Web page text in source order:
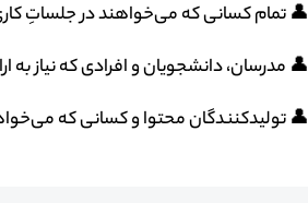
👤 تمام کسانی که می‌خواهند در جلساتِ
👤 مدرسان، دانشجویان و افرادی که نیاز به
👤 تولیدکنندگان محتوا و کسانی که